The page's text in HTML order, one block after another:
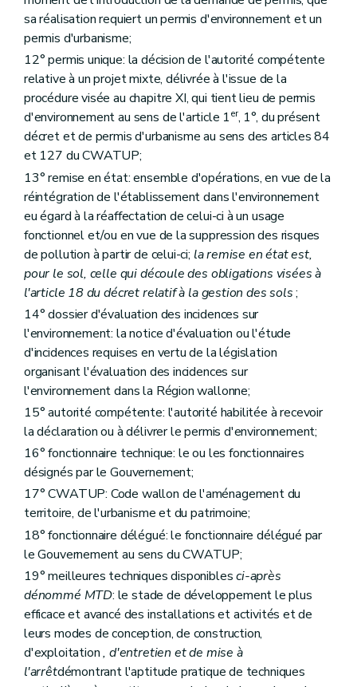
Art. 76
Section 4 Obligation de notification périodique de données environnementales
bis
Art.76ter
Art.76quater
Chapitre X Sanctions pénales
Art. 78
Art. 79
Art. 80
Chapitre XI Du permis unique
Section première
Champ d'application et autorité compétente
Art. 81
Section 2 Demande, enquête publique et avis
Art. 82
Art. 83
Art. 84
Art. 85
Art. 86
Art. 87
Art. 88
Art. 89
Art. 90
Art. 91
Art. 92
Section 3
Décision
Art. 93
Art. 94
Art.94 bis
Art. 95
Section 5 Dispositions particulières au projet mixte impliquant une modification à la voirie communale
Art. 96
Section 6 Dispositions finales
Art. 97
Chapitre XII Dispositions abrogatoires et modificatives
Section première Code wallon de l'Aménagement du Territoire, de l'Urbanisme et du Patrimoine
Art. 98
Art. 99
Section 2 Eaux
Art. 100
Art. 101
Art. 102
Art. 103
Art. 104
sa réalisation requiert un permis d'environnement et un
permis d'urbanisme;
12° permis unique: la décision de l'autorité compétente
relative à un projet mixte, délivrée à l'issue de la
procédure visée au chapitre XI, qui tient lieu de permis
d'environnement au sens de l'article 1er, 1°, du présent
décret et de permis d'urbanisme au sens des articles 84
et 127 du CWATUP;
13° remise en état: ensemble d'opérations, en vue de la
réintégration de l'établissement dans l'environnement
eu égard à la réaffectation de celui-ci à un usage
fonctionnel et/ou en vue de la suppression des risques
de pollution à partir de celui-ci; la remise en état est,
pour le sol, celle qui découle des obligations visées à
l'article 18 du décret relatif à la gestion des sols;
14° dossier d'évaluation des incidences sur
l'environnement: la notice d'évaluation ou l'étude
d'incidences requises en vertu de la législation
organisant l'évaluation des incidences sur
l'environnement dans la Région wallonne;
15° autorité compétente: l'autorité habilitée à recevoir
la déclaration ou à délivrer le permis d'environnement;
16° fonctionnaire technique: le ou les fonctionnaires
désignés par le Gouvernement;
17° CWATUP: Code wallon de l'aménagement du
territoire, de l'urbanisme et du patrimoine;
18° fonctionnaire délégué: le fonctionnaire délégué par
le Gouvernement au sens du CWATUP;
19° meilleures techniques disponiblesci-après
dénommé MTD: le stade de développement le plus
efficace et avancé des installations et activités et de
leurs modes de conception, de construction,
d'exploitation, d'entretien et de mise à
l'arrêtdémontrant l'aptitude pratique de techniques